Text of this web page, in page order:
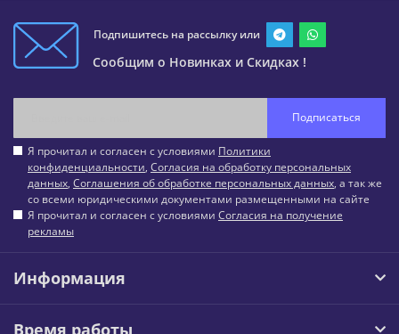
Подпишитесь на рассылку или
Сообщим о Новинках и Скидках !
Подписаться
Я прочитал и согласен с условиями Политики
конфиденциальности, Согласия на обработку персональных
данных, Соглашения об обработке персональных данных, а так же
со всеми юридическими документами размещенными на сайте
Я прочитал и согласен с условиями Согласия на получение
рекламы
Информация
Время работы